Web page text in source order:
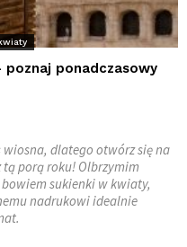
ponadczasowy
dlatego otwórz się na
porą roku! Olbrzymim
sukienki w kwiaty,
nadrukowi idealnie